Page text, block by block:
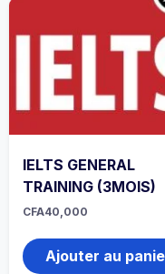
IELTS GENERAL
TRAINING (3MOIS)
CFA40,000
Ajouter au